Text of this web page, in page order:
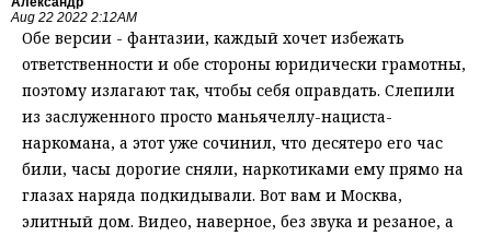
Aug 22 2022 2:12AM
Обе версии - фантазии, каждый хочет избежать
ответственности и обе стороны юридически грамотны,
поэтому излагают так, чтобы себя оправдать. Слепили
из заслуженного просто маньячеллу-нациста-
наркомана, а этот уже сочинил, что десятеро его час
били, часы дорогие сняли, наркотиками ему прямо на
глазах наряда подкидывали. Вот вам и Москва,
элитный дом. Видео, наверное, без звука и резаное, а